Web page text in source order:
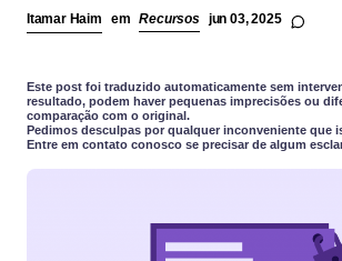
Itamar Haim em Recursos jun 03, 2025
Este post foi traduzido automaticamente sem
resultado, podem haver pequenas imprecisões ou
comparação com o original.
Pedimos desculpas por qualquer inconveniente que
Entre em contato conosco se precisar de algum